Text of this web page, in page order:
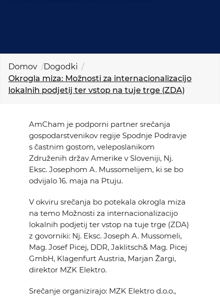
KOLEDAR DOGODKOV
KONTAKT
GALERIJA
Želimo postati član
Domov
Dogodki
Okrogla miza: Možnosti za internacionalizacijo
lokalnih podjetij ter vstop na tuje trge (ZDA)
AmCham je podporni partner srečanja
gospodarstvenikov regije Spodnje Podravje
s častnim gostom, veleposlanikom
Združenih držav Amerike v Sloveniji, Nj.
Eksc. Josephom A. Mussomelijem, ki se bo
odvijalo 16. maja na Ptuju.
V okviru srečanja bo potekala okrogla miza
na temo Možnosti za internacionalizacijo
lokalnih podjetij ter vstop na tuje trge (ZDA)
z govorniki: Nj. Eksc. Joseph A. Mussomeli,
Mag. Josef Picej, DDR, Jaklitsch& Mag. Picej
GmbH, Klagenfurt Austria, Marjan Žargi,
direktor MZK Elektro.
Srečanje organizirajo: MZK Elektro d.o.o.,